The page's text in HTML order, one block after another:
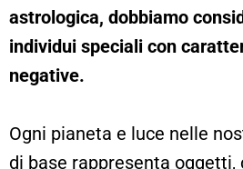
astrologica, dobbiamo
individui speciali con
negative.
Ogni pianeta e luce nelle
di base rappresenta oggetti,